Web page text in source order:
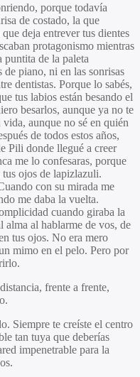
porque todavía
de costado, la que
deja entrever tus dientes
protagonismo mientras
puntita de la paleta
de piano, ni en las sonrisas
dentistas. Porque lo sabés,
tus labios están besando el
besarlos, aunque ya no te
aunque no sé en quién
de todos estos años,
Pili donde llegué a creer
me lo confesaras, porque
ojos de lapizlazuli.
con su mirada me
me daba la vuelta.
cuando giraba la
al hablarme de vos, de
tus ojos. No era mero
mimo en el pelo. Pero por
frente a frente,
Siempre te creíste el centro
tan tuya que deberías
impenetrable para la